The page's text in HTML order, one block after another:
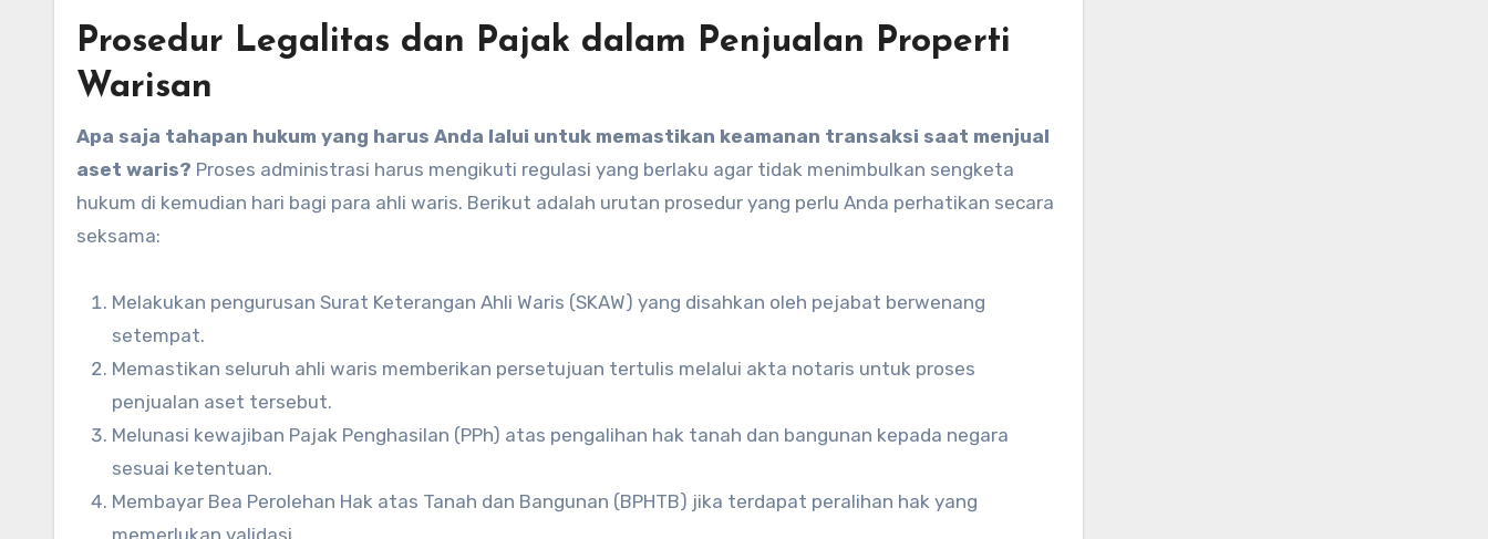
Prosedur Legalitas dan Pajak dalam Penjualan Properti
Warisan
Apa saja tahapan hukum yang harus Anda lalui untuk memastikan keamanan transaksi saat menjual
aset waris? Proses administrasi harus mengikuti regulasi yang berlaku agar tidak menimbulkan sengketa
hukum di kemudian hari bagi para ahli waris. Berikut adalah urutan prosedur yang perlu Anda perhatikan secara
seksama:
Melakukan pengurusan Surat Keterangan Ahli Waris (SKAW) yang disahkan oleh pejabat berwenang
setempat.
Memastikan seluruh ahli waris memberikan persetujuan tertulis melalui akta notaris untuk proses
penjualan aset tersebut.
Melunasi kewajiban Pajak Penghasilan (PPh) atas pengalihan hak tanah dan bangunan kepada negara
sesuai ketentuan.
Membayar Bea Perolehan Hak atas Tanah dan Bangunan (BPHTB) jika terdapat peralihan hak yang
memerlukan validasi.